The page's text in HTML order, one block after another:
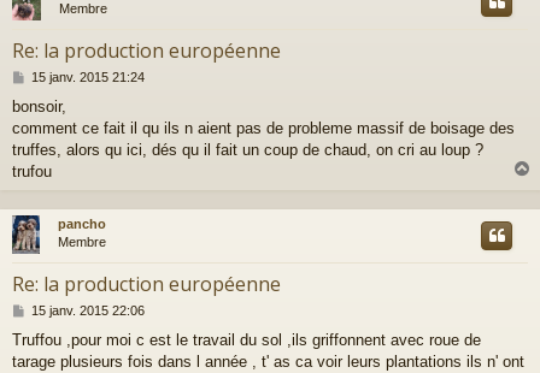
Membre
Re: la production européenne
M
s
s
a
g
15 janv. 2015 21:24
bonsoir,
comment ce fait il qu ils n aient pas de probleme massif de boisage des
truffes, alors qu ici, dés qu il fait un coup de chaud, on cri au loup ?
trufou
u
pancho
Membre
Re: la production européenne
M
s
s
15 janv. 2015 22:06
Truffou ,pour moi c est le travail du sol ,ils griffonnent avec roue de
tarage plusieurs fois dans l année , t' as ca voir leurs plantations ils n' ont